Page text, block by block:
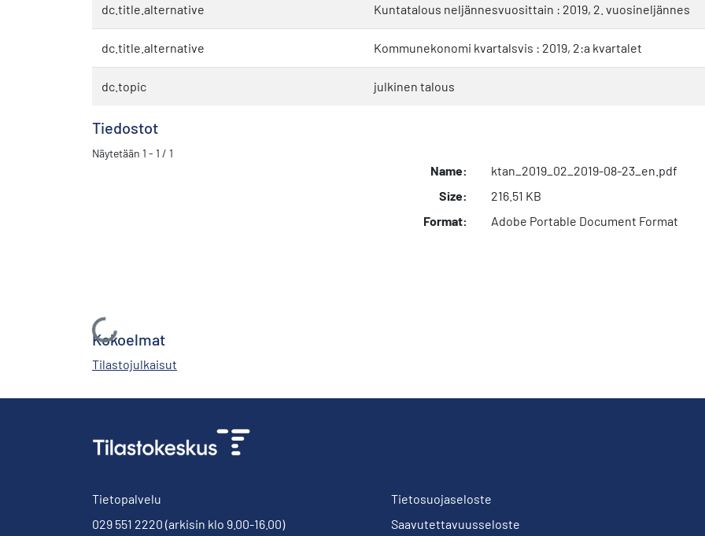
dc.title.alternative Kuntatalous neljännesvuosittain : 2019, 2. vuosineljännes
dc.title.alternative Kommunekonomi kvartalsvis : 2019, 2:a kvartalet
dc.topic julkinen talous
Tiedostot
Näytetään 1 - 1 / 1
Ladataan...
Name:
ktan_2019_02_2019-08-23_en.pdf
Size:
216.51 KB
Format:
Adobe Portable Document Format
Kokoelmat
Tilastojulkaisut
Tietopalvelu
029 551 2220 (arkisin klo 9.00-16.00)
Tietosuojaseloste
Saavutettavuusseloste